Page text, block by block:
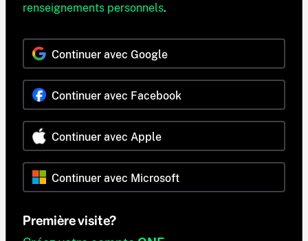
renseignements personnels.
Continuer avec Google
Continuer avec Facebook
Continuer avec Apple
Continuer avec Microsoft
Première visite?